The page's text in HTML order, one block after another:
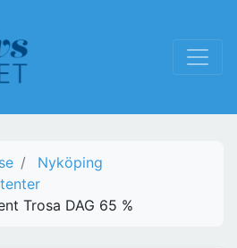
Nyköping
Trosa DAG 65 %